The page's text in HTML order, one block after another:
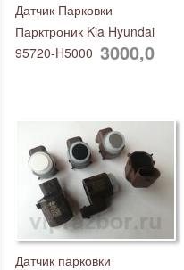
Датчик Парковки
Парктроник Kia Hyundai
95720-H5000 3000,0
Датчик парковки